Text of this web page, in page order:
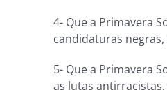
4- Que a Primavera
candidaturas negras,
5- Que a Primavera
as lutas